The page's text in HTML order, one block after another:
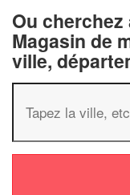
Ou
Magasin de
ville,